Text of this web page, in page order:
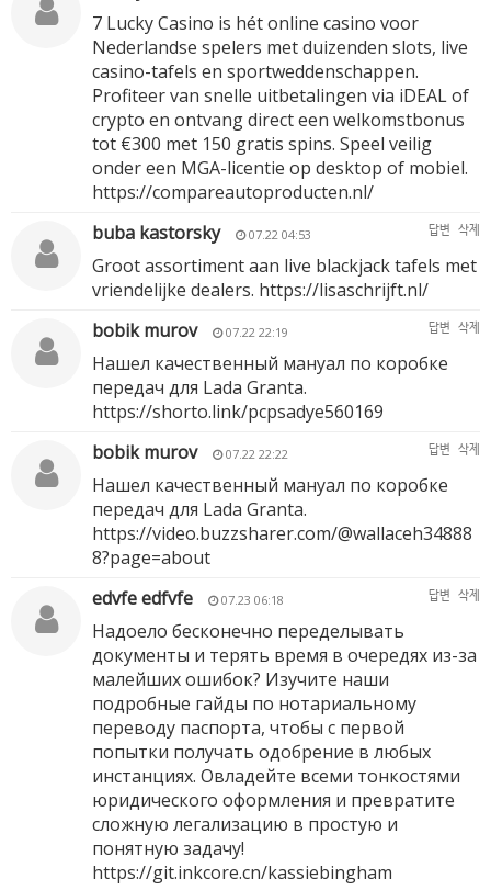
7 Lucky Casino is hét online casino voor
Nederlandse spelers met duizenden slots, live
casino-tafels en sportweddenschappen.
Profiteer van snelle uitbetalingen via iDEAL of
crypto en ontvang direct een welkomstbonus
tot €300 met 150 gratis spins. Speel veilig
onder een MGA-licentie op desktop of mobiel.
https://compareautoproducten.nl/
buba kastorsky
07.22 04:53 답변 삭제
Groot assortiment aan live blackjack tafels met
vriendelijke dealers. https://lisaschrijft.nl/
bobik murov
07.22 22:19 답변 삭제
Нашел качественный мануал по коробке
передач для Lada Granta.
https://shorto.link/pcpsadye560169
bobik murov
07.22 22:22 답변 삭제
Нашел качественный мануал по коробке
передач для Lada Granta.
https://video.buzzsharer.com/@wallaceh34888
8?page=about
edvfe edfvfe
07.23 06:18 답변 삭제
Надоело бесконечно переделывать
документы и терять время в очередях из-за
малейших ошибок? Изучите наши
подробные гайды по нотариальному
переводу паспорта, чтобы с первой
попытки получать одобрение в любых
инстанциях. Овладейте всеми тонкостями
юридического оформления и превратите
сложную легализацию в простую и
понятную задачу!
https://git.inkcore.cn/kassiebingham